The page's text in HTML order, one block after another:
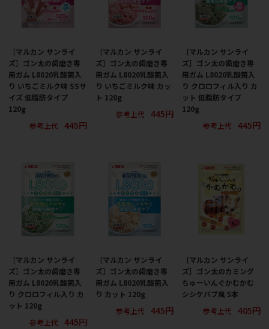
［マルカン サンライ
ズ］ゴン太の歯磨き専
用ガム L8020乳酸菌入
り いちごミルク味 SSサ
イズ 低脂肪タイプ
120g
参考上代
445円
［マルカン サンライ
ズ］ゴン太の歯磨き専
用ガム L8020乳酸菌入
り いちごミルク味 カッ
ト 120g
参考上代
445円
［マルカン サンライ
ズ］ゴン太の歯磨き専
用ガム L8020乳酸菌入
り クロロフィル入り カ
ット 低脂肪タイプ
120g
参考上代
445円
［マルカン サンライ
ズ］ゴン太の歯磨き専
用ガム L8020乳酸菌入
り クロロフィル入り カ
ット 120g
参考上代
445円
［マルカン サンライ
ズ］ゴン太の歯磨き専
用ガム L8020乳酸菌入
り カット 120g
参考上代
445円
［マルカン サンライ
ズ］ゴン太のカミング
ちゅーいんぐかむかむ
シシケバブ風 5本
参考上代
405円